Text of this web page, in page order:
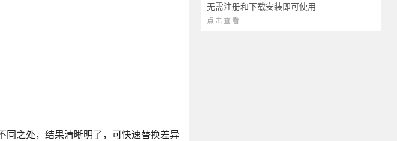
无需注册和下载安装即可使用
点击查看
同之处，结果清晰明了，可快速替换差异